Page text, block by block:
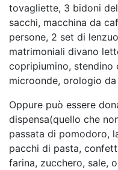
tovagliette, 3 bidoni
sacchi, macchina da
persone, 2 set di
matrimoniali divano
copripiumino,
microonde, orologio
Oppure può essere
dispensa(quello che
passata di pomodoro,
pacchi di pasta,
farina, zucchero, sale,